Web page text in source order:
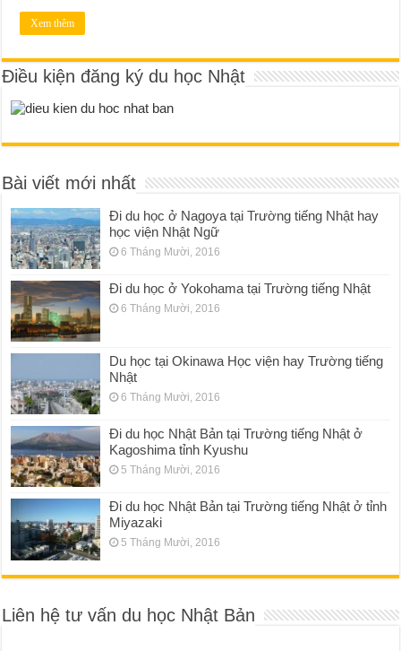
Xem thêm
Điều kiện đăng ký du học Nhật
Bài viết mới nhất
Đi du học ở Nagoya tại Trường tiếng Nhật hay
học viện Nhật Ngữ
6 Tháng Mười, 2016
Đi du học ở Yokohama tại Trường tiếng Nhật
6 Tháng Mười, 2016
Du học tại Okinawa Học viện hay Trường tiếng
Nhật
6 Tháng Mười, 2016
Đi du học Nhật Bản tại Trường tiếng Nhật ở
Kagoshima tỉnh Kyushu
5 Tháng Mười, 2016
Đi du học Nhật Bản tại Trường tiếng Nhật ở tỉnh
Miyazaki
5 Tháng Mười, 2016
Liên hệ tư vấn du học Nhật Bản